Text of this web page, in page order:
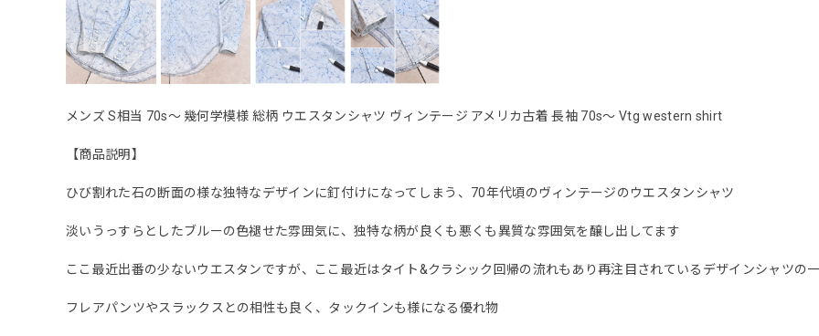
メンズ S相当 70s〜 幾何学模様 総柄 ウエスタンシャツ ヴィンテージ アメリカ古着 長袖 70s〜 Vtg western shirt
【商品説明】
ひび割れた石の断面の様な独特なデザインに釘付けになってしまう、70年代頃のヴィンテージのウエスタンシャツ
淡いうっすらとしたブルーの色褪せた雰囲気に、独特な柄が良くも悪くも異質な雰囲気を醸し出してます
ここ最近出番の少ないウエスタンですが、ここ最近はタイト&クラシック回帰の流れもあり再注目されているデザインシャツの
フレアパンツやスラックスとの相性も良く、タックインも様になる優れ物